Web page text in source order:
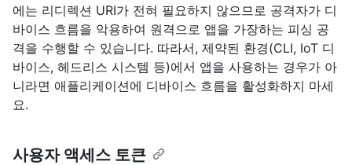
에는 리디렉션 URI가 전혀 필요하지 않으므로 공격자가 디
바이스 흐름을 악용하여 원격으로 앱을 가장하는 피싱 공
격을 수행할 수 있습니다. 따라서, 제약된 환경(CLI, IoT 디
바이스, 헤드리스 시스템 등)에서 앱을 사용하는 경우가 아
니라면 애플리케이션에 디바이스 흐름을 활성화하지 마세
요.
사용자 액세스 토큰